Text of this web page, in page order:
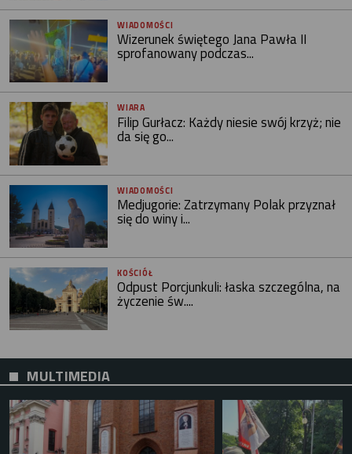
WIADOMOŚCI
Wizerunek świętego Jana Pawła II
sprofanowany podczas...
WIARA
Filip Gurłacz: Każdy niesie swój krzyż; nie
da się go...
WIADOMOŚCI
Medjugorie: Zatrzymany Polak przyznał
się do winy i...
KOŚCIÓŁ
Odpust Porcjunkuli: łaska szczególna, na
życzenie św....
MULTIMEDIA